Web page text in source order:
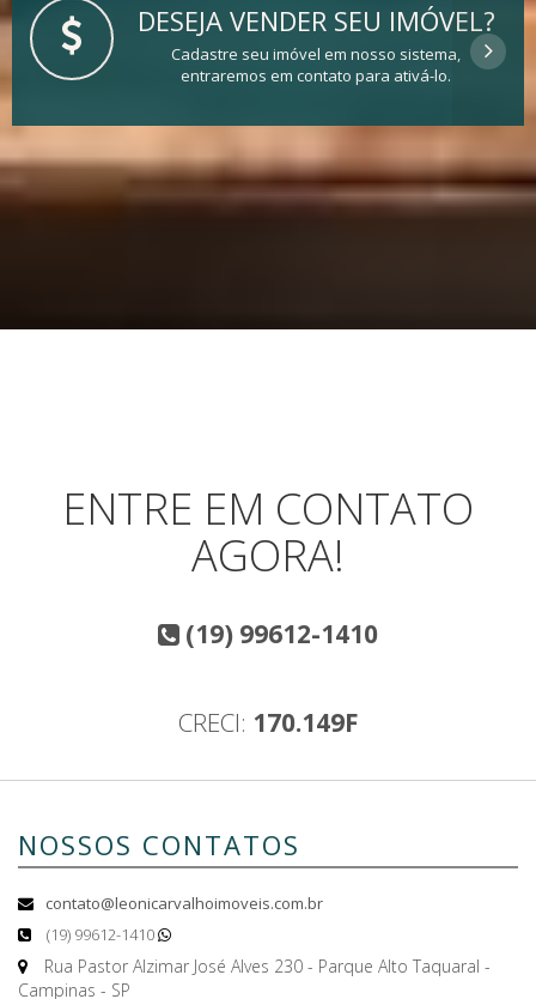
DESEJA VENDER SEU IMÓVEL?
Cadastre seu imóvel em nosso sistema,
entraremos em contato para ativá-lo.
ENTRE EM CONTATO
AGORA!
(19) 99612-1410
CRECI: 170.149F
NOSSOS CONTATOS
contato@leonicarvalhoimoveis.com.br
(19) 99612-1410
Rua Pastor Alzimar José Alves 230 - Parque Alto Taquaral -
Campinas - SP